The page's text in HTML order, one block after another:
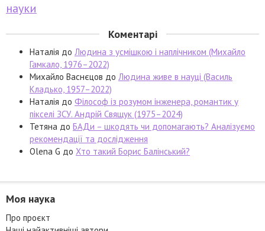
науки
Коментарі
Наталія до Людина з усмішкою і наплічником (Михайло
Гамкало, 1976–2022)
Михайло Васнєцов до Людина живе в науці (Василь
Кладько, 1957–2022)
Наталія до Філософ із розумом інженера, романтик у
пікселі ЗСУ. Андрій Свящук (1975–2024)
Тетяна до БАДи – шкодять чи допомагають? Аналізуємо
рекомендації та дослідження
Olena G до Хто такий Борис Балінський?
Моя наука
Про проєкт